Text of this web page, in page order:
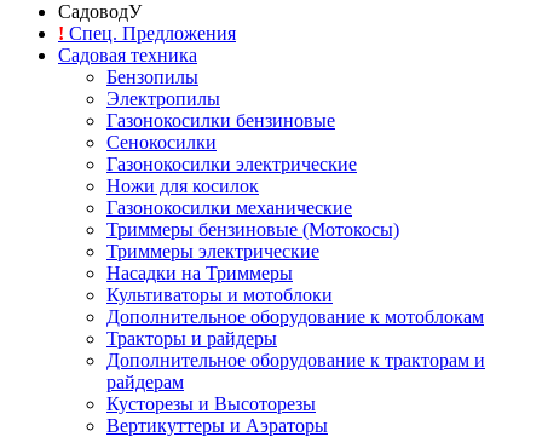
СадоводУ
! Спец. Предложения
Садовая техника
Бензопилы
Электропилы
Газонокосилки бензиновые
Сенокосилки
Газонокосилки электрические
Ножи для косилок
Газонокосилки механические
Триммеры бензиновые (Мотокосы)
Триммеры электрические
Насадки на Триммеры
Культиваторы и мотоблоки
Дополнительное оборудование к мотоблокам
Тракторы и райдеры
Дополнительное оборудование к тракторам и
райдерам
Кусторезы и Высоторезы
Вертикуттеры и Аэраторы